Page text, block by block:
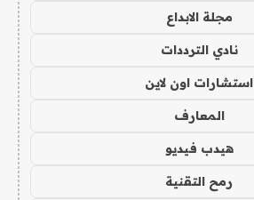
مجلة الابداع
نادي الترددات
استشارات اون لاين
المعارف
هيدب فيديو
رمح التقنية